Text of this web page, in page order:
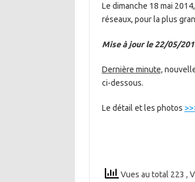
Le dimanche 18 mai
réseaux, pour la plus
Mise à jour le 22/05/
Dernière minute,
ci-dessous.
Le détail et les photos
Vues au total 223 ,